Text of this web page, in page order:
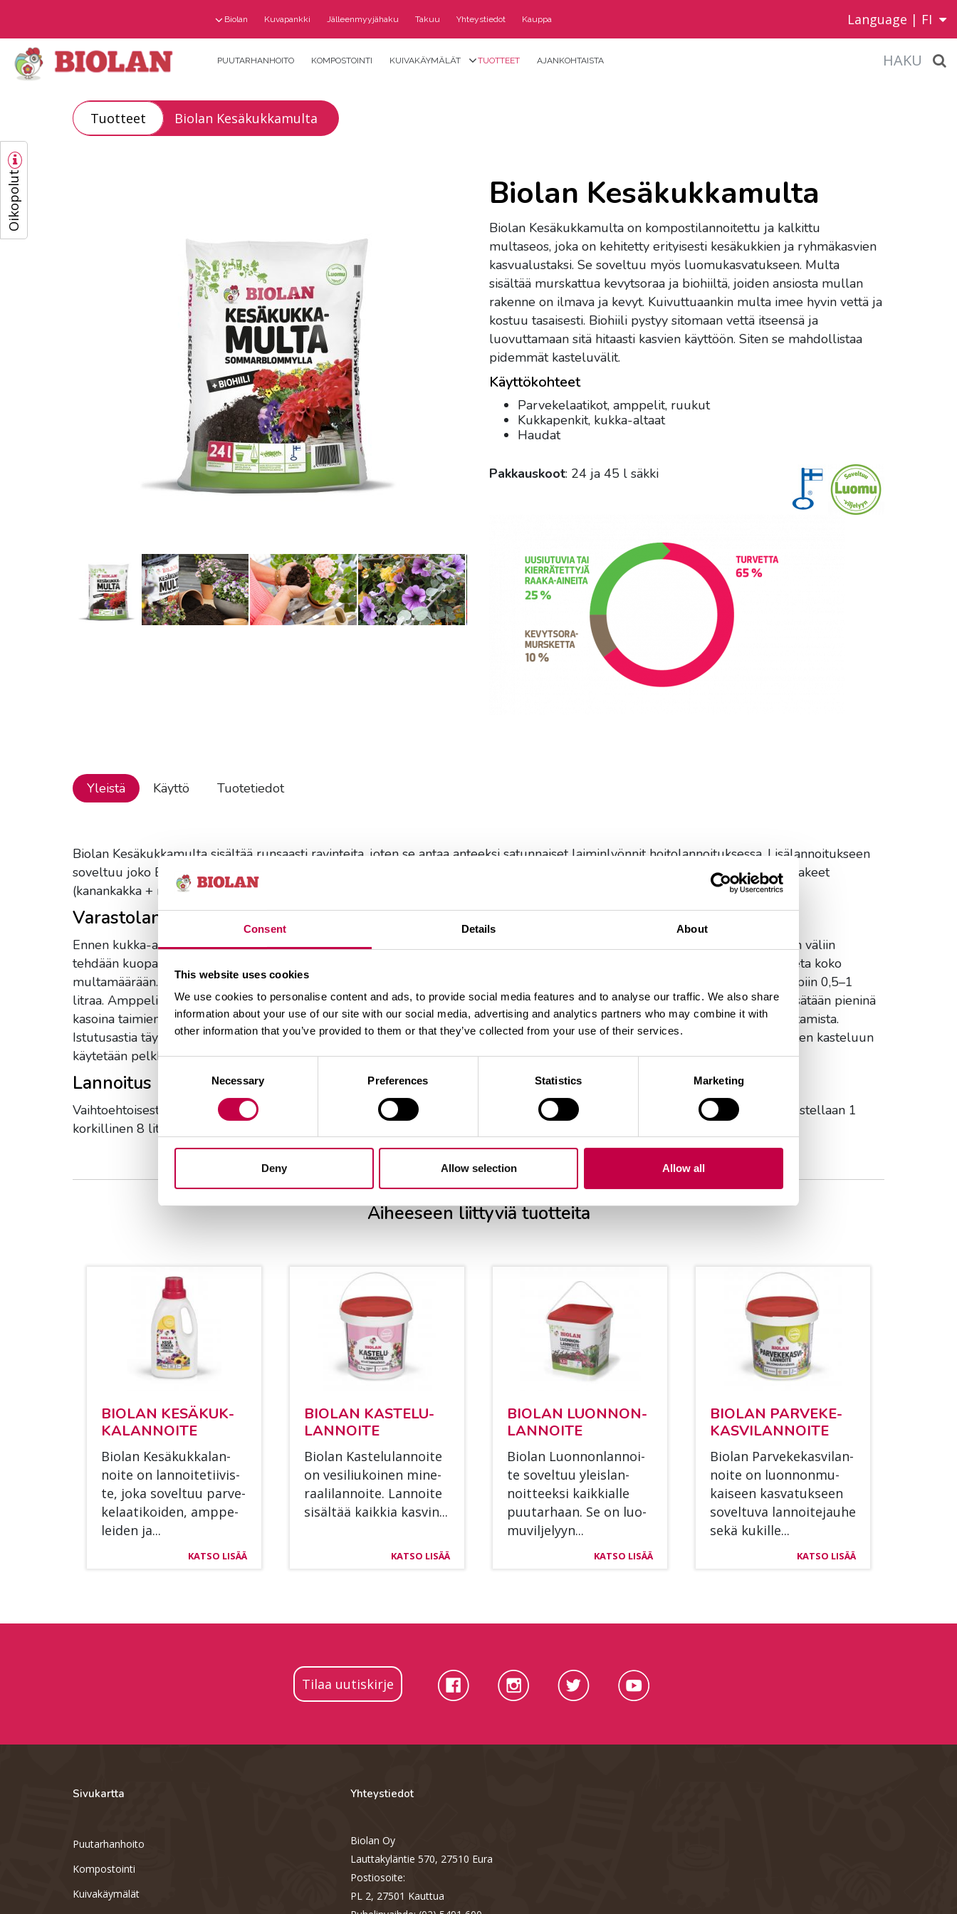
Consent Details About
This website uses cookies
We use cookies to personalise content and ads, to provide social media features and to analyse our traffic. We also share
information about your use of our site with our social media, advertising and analytics partners who may combine it with
other information that you’ve provided to them or that they’ve collected from your use of their services.
Consent
Necessary Preferences Statistics Marketing
Deny Allow selection Allow all
Oikopolut
Biolan Kuvapankki Jälleenmyyjähaku Takuu Yhteystiedot Kauppa Language | FI
PUUTARHANHOITO KOMPOSTOINTI KUIVAKÄYMÄLÄT TUOTTEET AJANKOHTAISTA HAKU
Tuotteet Biolan Kesäkukkamulta
Biolan Kesäkukkamulta
Biolan Kesäkukkamulta on kompostilannoitettu ja kalkittu
multaseos, joka on kehitetty erityisesti kesäkukkien ja ryhmäkasvien
kasvualustaksi. Se soveltuu myös luomukasvatukseen. Multa
sisältää murskattua kevytsoraa ja biohiiltä, joiden ansiosta mullan
rakenne on ilmava ja kevyt. Kuivuttuaankin multa imee hyvin vettä ja
kostuu tasaisesti. Biohiili pystyy sitomaan vettä itseensä ja
luovuttamaan sitä hitaasti kasvien käyttöön. Siten se mahdollistaa
pidemmät kasteluvälit.
Käyttökohteet
Parvekelaatikot, amppelit, ruukut
Kukkapenkit, kukka-altaat
Haudat
Pakkauskoot: 24 ja 45 l säkki
Yleistä Käyttö Tuotetiedot
Biolan Kesäkukkamulta sisältää runsaasti ravinteita, joten se antaa anteeksi satunnaiset laiminlyönnit hoitolannoituksessa. Lisälannoitukseen
soveltuu joko Biolan Kesäkukkalannoite jokaisella kastelukerralla tai varastolannoitteeksi sijoitettavat Biolan Luonnonlannoiterakeet
(kanankakka + merilevä).
Varastolannoitus
Ennen kukka-astian täyttöä varmistetaan, että pohjassa on reiät ylimääräisen veden poistumista varten. Istutusvaiheessa taimien väliin
tehdään kuopat, joihin sijoitetaan lannoitetta pieninä kasoina. Ylilannoituksen välttämiseksi on tärkeää, että lannoitetta ei sekoiteta koko
multamäärään. Lopuksi lannoiterakeet peitetään mullalla. Lannoiterakeita laitetaan yli 10 litran astioihin 1–1,5 litraa ja pienempiin 0,5–1
litraa. Amppeliin sopiva varastolannoitemäärä on 1 dl Luonnonlannoiterakeita/1 litra multaa. Myös amppeliin lannoiterakeet lisätään pieninä
kasoina taimien väliin eikä niitä sekoiteta koko multaan. Lannoiterakeet peitetään ohuella multakerroksella ennen kasvien istuttamista.
Istutusastia täytetään mullalla niin, että pinnalle jää kasteluvara. Varastolannoiteosasta riittää ravinteita koko kasvukaudelle, joten kasteluun
käytetään pelkkää vettä.
Lannoitus kastelun yhteydessä
Vaihtoehtoisesti varastolannoituksen sijaan voidaan käyttää Biolan Kesäkukkalannoitetta jokaisella kastelukerralla. Liuosta annostellaan 1
korkillinen 8 litraan kasteluvettä.
Aiheeseen liittyviä tuotteita
BIO­LAN KE­SÄ­KUK­
KA­LAN­NOI­TE
Bio­lan Ke­sä­kuk­ka­lan­
noi­te on lan­noi­te­tii­vis­
te, joka so­vel­tuu par­ve­
ke­laa­ti­koi­den, amp­pe­
lei­den ja...
KATSO LISÄÄ
BIO­LAN KAS­TE­LU­
LAN­NOI­TE
Bio­lan Kas­te­lu­lan­noi­te
on ve­si­liu­koi­nen mi­ne­
raa­li­lan­noi­te. Lan­noi­te
si­säl­tää kaik­kia kas­vin...
KATSO LISÄÄ
BIO­LAN LUON­NON­
LAN­NOI­TE
Bio­lan Luon­non­lan­noi­
te so­vel­tuu yleis­lan­
noit­teek­si kaik­kial­le
puu­tar­haan. Se on luo­
mu­vil­je­lyyn...
KATSO LISÄÄ
BIO­LAN PAR­VE­KE­
KAS­VI­LAN­NOI­TE
Bio­lan Par­ve­ke­kas­vi­lan­
noi­te on luon­non­mu­
kai­seen kas­va­tuk­seen
so­vel­tu­va lan­noi­te­jau­he
sekä ku­kil­le...
KATSO LISÄÄ
Tilaa uutiskirje
Sivukartta
Puutarhanhoito
Kompostointi
Kuivakäymälät
Yhteystiedot
Biolan Oy
Lauttakyläntie 570, 27510 Eura
Postiosoite:
PL 2, 27501 Kauttua